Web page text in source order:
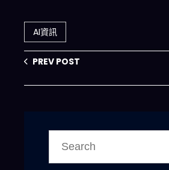
將何去何從？
AI資訊
PREV POST